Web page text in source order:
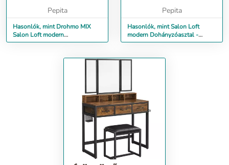
Pepita
Hasonlók, mint Drohmo MIX
Salon Loft modern
dohányzóasztal, fehér-fekete
Pepita
Hasonlók, mint Salon Loft
modern Dohányzóasztal -
sonoma-fekete